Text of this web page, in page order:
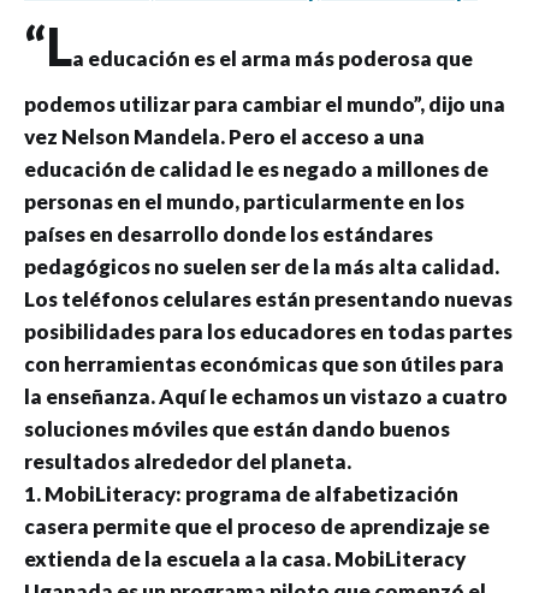
“La educación es el arma más poderosa que
podemos utilizar para cambiar el mundo”, dijo una
vez Nelson Mandela. Pero el acceso a una
educación de calidad le es negado a millones de
personas en el mundo, particularmente en los
países en desarrollo donde los estándares
pedagógicos no suelen ser de la más alta calidad.
Los teléfonos celulares están presentando nuevas
posibilidades para los educadores en todas partes
con herramientas económicas que son útiles para
la enseñanza. Aquí le echamos un vistazo a cuatro
soluciones móviles que están dando buenos
resultados alrededor del planeta.
1. MobiLiteracy: programa de alfabetización
casera permite que el proceso de aprendizaje se
extienda de la escuela a la casa. MobiLiteracy